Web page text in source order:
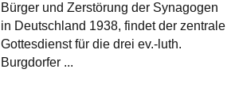
Bürger und Zerstörung der Synagogen
in Deutschland 1938, findet der zentrale
Gottesdienst für die drei ev.-luth.
Burgdorfer ...